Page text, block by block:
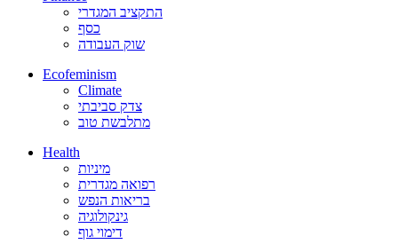
התקציב המגדרי
כסף
שוק העבודה
Ecofeminism
Climate
צדק סביבתי
מתלבשת טוב
Health
מיניות
רפואה מגדרית
בריאות הנפש
גינקולוגיה
דימוי גוף